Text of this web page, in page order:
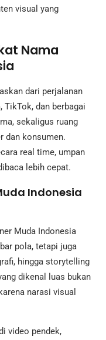
visual yang
Nama
dari perjalanan
TikTok, dan berbagai
sekaligus ruang
dan konsumen.
real time, umpan
lebih cepat.
Indonesia
Muda Indonesia
pola, tetapi juga
hingga storytelling
dikenal luas bukan
narasi visual
video pendek,